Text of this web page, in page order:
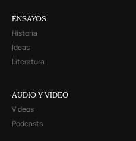
ENSAYOS
Historia
Ideas
Literatura
AUDIO Y VIDEO
Videos
Podcasts